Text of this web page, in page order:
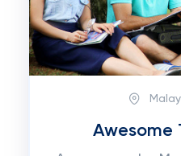
Awesome